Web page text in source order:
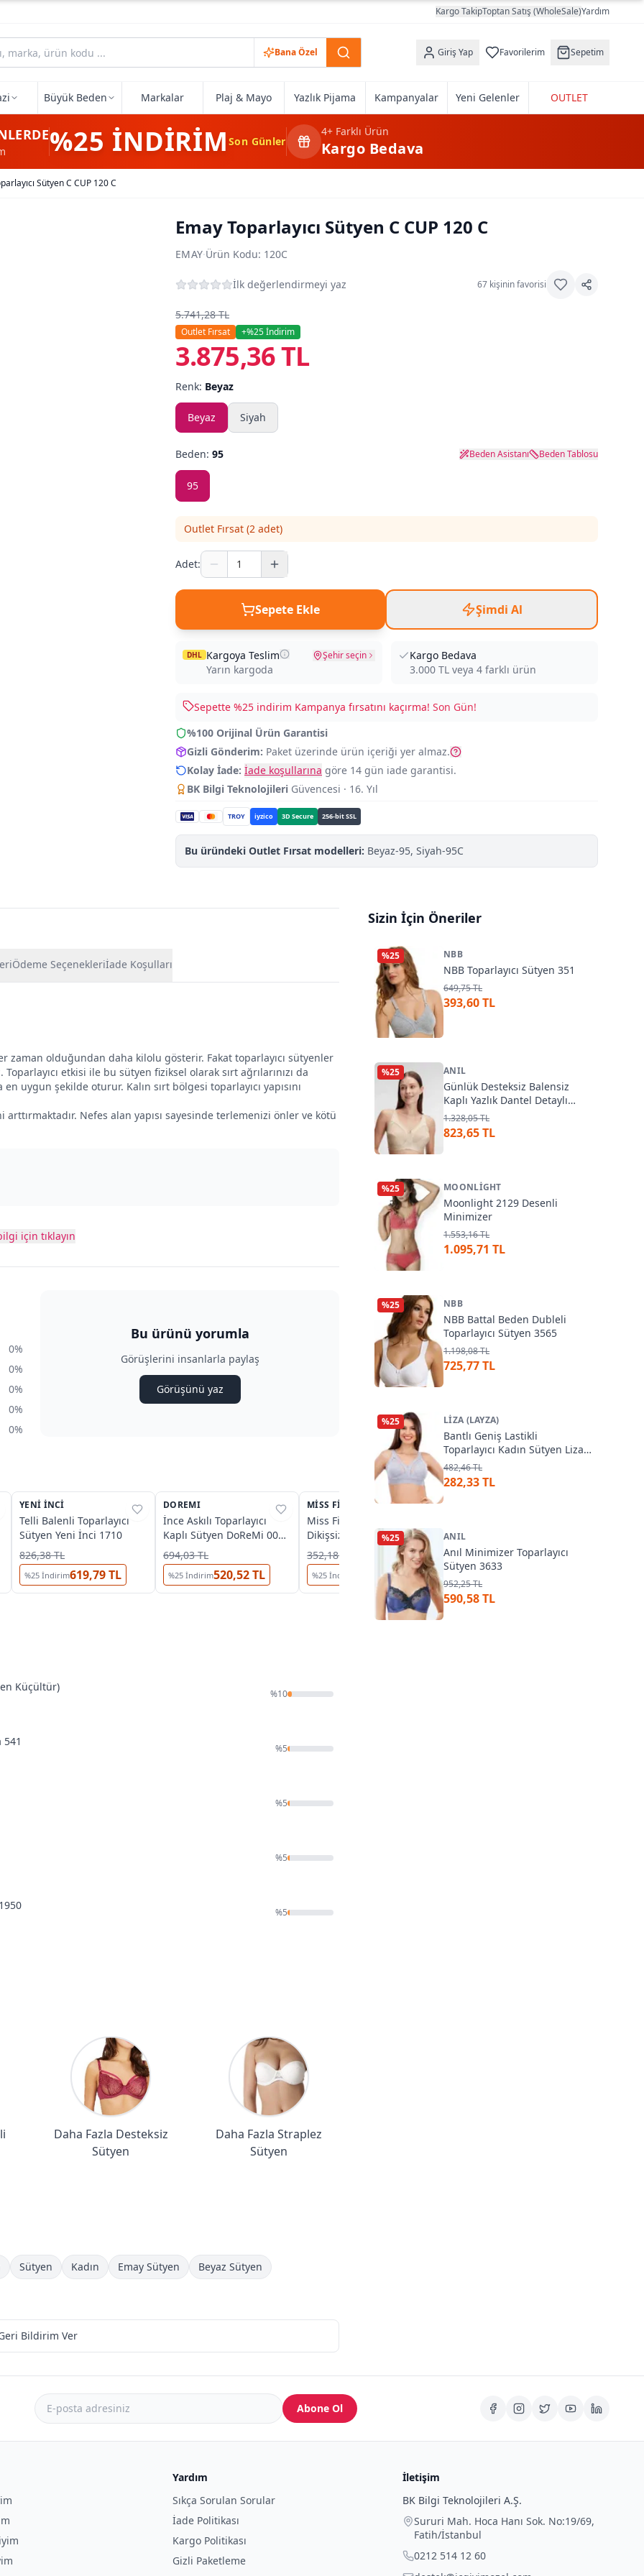
Kargo TakipToptan Satış (WholeSale)Yardım
Bana Özel Giriş Yap Favorilerim Sepetim
Büyük Beden Markalar Plaj & Mayo Yazlık Pijama Kampanyalar Yeni Gelenler OUTLET
%25 İNDİRİMSon Günler
4+Farklı Ürün
Kargo Bedava
Sütyen C CUP 120 C
Emay Toparlayıcı Sütyen C CUP 120 C
EMAY·Ürün Kodu: 120C
İlk değerlendirmeyi yaz 67 kişinin favorisi
5.741,28 TL
Outlet Fırsat +%25İndirim
3.875,36 TL
Renk: Beyaz
Beyaz Siyah
Beden: 95 Beden Asistanı Beden Tablosu
95
Outlet Fırsat (2 adet)
Adet:
Sepete Ekle Şimdi Al
DHL Kargoya Teslim
Yarın kargoda
Şehir seçin
Kargo Bedava
3.000 TL veya 4 farklı ürün
Sepette %25 indirim Kampanya fırsatını kaçırma! Son Gün!
%100 Orijinal Ürün Garantisi
Gizli Gönderim: Paket üzerinde ürün içeriği yer almaz.
Kolay İade: İade koşullarına göre 14 gün iade garantisi.
BK Bilgi Teknolojileri Güvencesi · 16. Yıl
TROY iyzico 3D Secure 256-bit SSL
Bu üründeki Outlet Fırsat modelleri: Beyaz-95, Siyah-95C
Ödeme Seçenekleriİade Koşulları
zaman olduğundan daha kilolu gösterir. Fakat toparlayıcı sütyenler
etkisi ile bu sütyen fiziksel olarak sırt ağrılarınızı da
uygun şekilde oturur. Kalın sırt bölgesi toparlayıcı yapısını
Nefes alan yapısı sayesinde terlemenizi önler ve kötü
için tıklayın
0%
0%
0%
0%
0%
Bu ürünü yorumla
Görüşlerini insanlarla paylaş
Görüşünü yaz
%27
YENI İNCI
Telli Balenli Toparlayıcı
Sütyen Yeni İnci 1710
826,38 TL
%25 İndirim619,79 TL
%40
DOREMI
İnce Askılı Toparlayıcı
Kaplı Sütyen DoReMi 002-
004100
694,03 TL
%25 İndirim520,52 TL
%34
3
MISS FIT
Miss Fit Kalın Askılı
Dikişsiz Büstiyer 1501
352,18 TL
%25 İndirim 264,14 TL
Dantelli Straplez Askısız
Sütyen
826,38 TL
%
Küçültür)
%10
541
%5
%5
%5
%5
Daha Fazla Desteksiz
Sütyen
Daha Fazla Straplez
Sütyen
Sütyen Kadın Emay Sütyen Beyaz Sütyen
Bildirim Ver
Sizin İçin Öneriler
%25 NBB
NBB Toparlayıcı Sütyen 351
649,75 TL
393,60 TL
%25 ANIL
Günlük Desteksiz Balensiz
Kaplı Yazlık Dantel Detaylı
Toparlayıcı Sütyen Anıl 3803
1.328,05 TL
823,65 TL
%25 MOONLIGHT
Moonlight 2129 Desenli
Minimizer
1.553,16 TL
1.095,71 TL
%25 NBB
NBB Battal Beden Dubleli
Toparlayıcı Sütyen 3565
1.198,08 TL
725,77 TL
%25 LIZA (LAYZA)
Bantlı Geniş Lastikli
Toparlayıcı Kadın Sütyen Liza
541
482,46 TL
282,33 TL
%25 ANIL
Anıl Minimizer Toparlayıcı
Sütyen 3633
952,25 TL
590,58 TL
Abone Ol
Yardım
Sıkça Sorulan Sorular
İade Politikası
Kargo Politikası
Gizli Paketleme
İletişim
BK Bilgi Teknolojileri A.Ş.
Sururi Mah. Hoca Hanı Sok. No:19/69,
Fatih/İstanbul
0212 514 12 60